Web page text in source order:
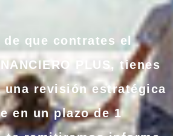
de que contrates el
PLUS, tienes
una revisión estratégica
en un plazo de 1